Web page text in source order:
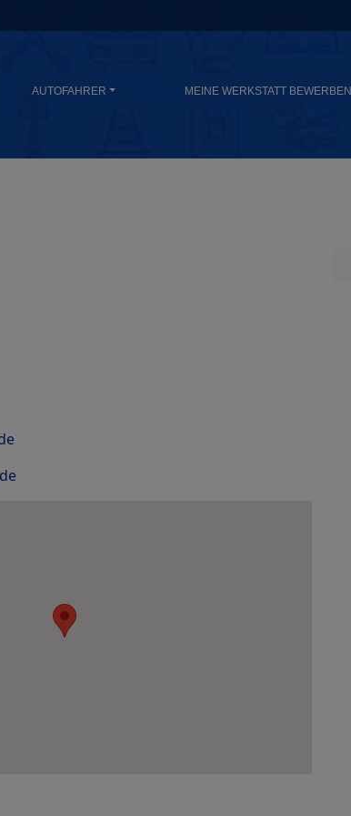
AUTOFAHRER MEINE WERKSTATT BEWERBEN